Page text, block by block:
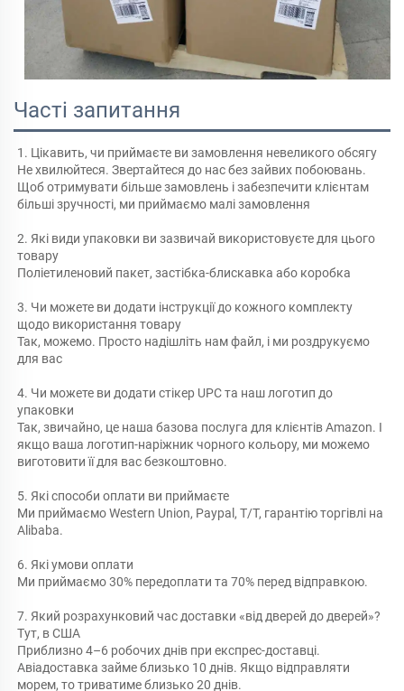
Часті запитання
1. Цікавить, чи приймаєте ви замовлення невеликого обсягу
Не хвилюйтеся. Звертайтеся до нас без зайвих побоювань.
Щоб отримувати більше замовлень і забезпечити клієнтам
більші зручності, ми приймаємо малі замовлення
2. Які види упаковки ви зазвичай використовуєте для цього
товару
Поліетиленовий пакет, застібка-блискавка або коробка
3. Чи можете ви додати інструкції до кожного комплекту
щодо використання товару
Так, можемо. Просто надішліть нам файл, і ми роздрукуємо
для вас
4. Чи можете ви додати стікер UPC та наш логотип до
упаковки
Так, звичайно, це наша базова послуга для клієнтів Amazon. І
якщо ваша логотип-наріжник чорного кольору, ми можемо
виготовити її для вас безкоштовно.
5. Які способи оплати ви приймаєте
Ми приймаємо Western Union, Paypal, T/T, гарантію торгівлі на
Alibaba.
6. Які умови оплати
Ми приймаємо 30% передоплати та 70% перед відправкою.
7. Який розрахунковий час доставки «від дверей до дверей»?
Тут, в США
Приблизно 4–6 робочих днів при експрес-доставці.
Авіадоставка займе близько 10 днів. Якщо відправляти
морем, то триватиме близько 20 днів.